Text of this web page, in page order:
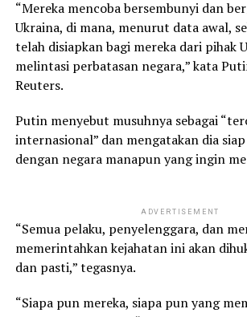
“Mereka mencoba bersembunyi dan
Ukraina, di mana, menurut data awal,
telah disiapkan bagi mereka dari pihak
melintasi perbatasan negara,” kata
Reuters.
Putin menyebut musuhnya sebagai
internasional” dan mengatakan dia
dengan negara manapun yang ingin
ADVERTISEMENT
“Semua pelaku, penyelenggara, dan
memerintahkan kejahatan ini akan
dan pasti,” tegasnya.
“Siapa pun mereka, siapa pun yang